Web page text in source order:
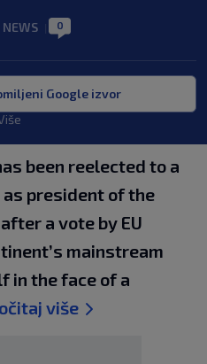
NEWS 0
Google izvor
been reelected to a
president of the
a vote by EU
mainstream
in the face of a
više